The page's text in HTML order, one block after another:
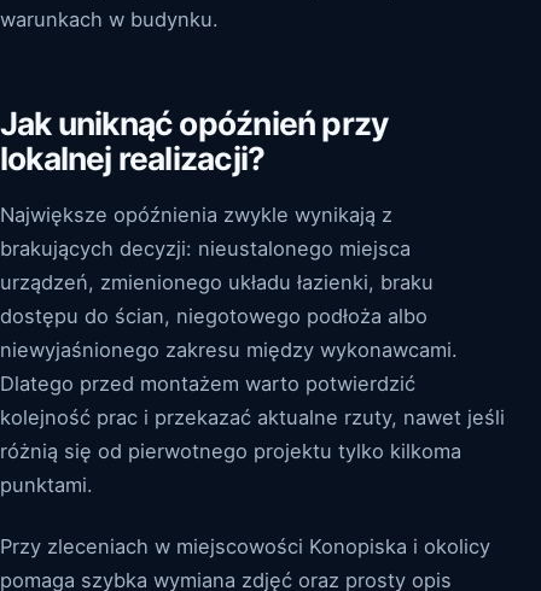
warunkach w budynku.
Jak uniknąć opóźnień przy
lokalnej realizacji?
Największe opóźnienia zwykle wynikają z
brakujących decyzji: nieustalonego miejsca
urządzeń, zmienionego układu łazienki, braku
dostępu do ścian, niegotowego podłoża albo
niewyjaśnionego zakresu między wykonawcami.
Dlatego przed montażem warto potwierdzić
kolejność prac i przekazać aktualne rzuty, nawet jeśli
różnią się od pierwotnego projektu tylko kilkoma
punktami.
Przy zleceniach w miejscowości Konopiska i okolicy
pomaga szybka wymiana zdjęć oraz prosty opis